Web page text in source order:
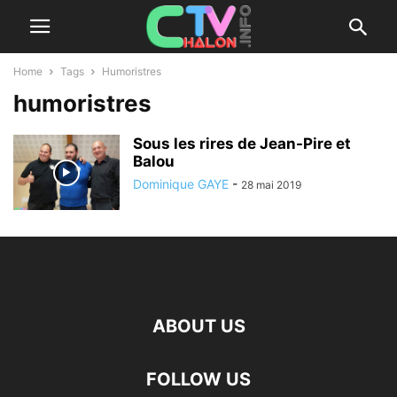
Home Tags Humoristres
humoristres
Sous les rires de Jean-Pire et
Balou
Dominique GAYE - 28 mai 2019
ABOUT US
FOLLOW US